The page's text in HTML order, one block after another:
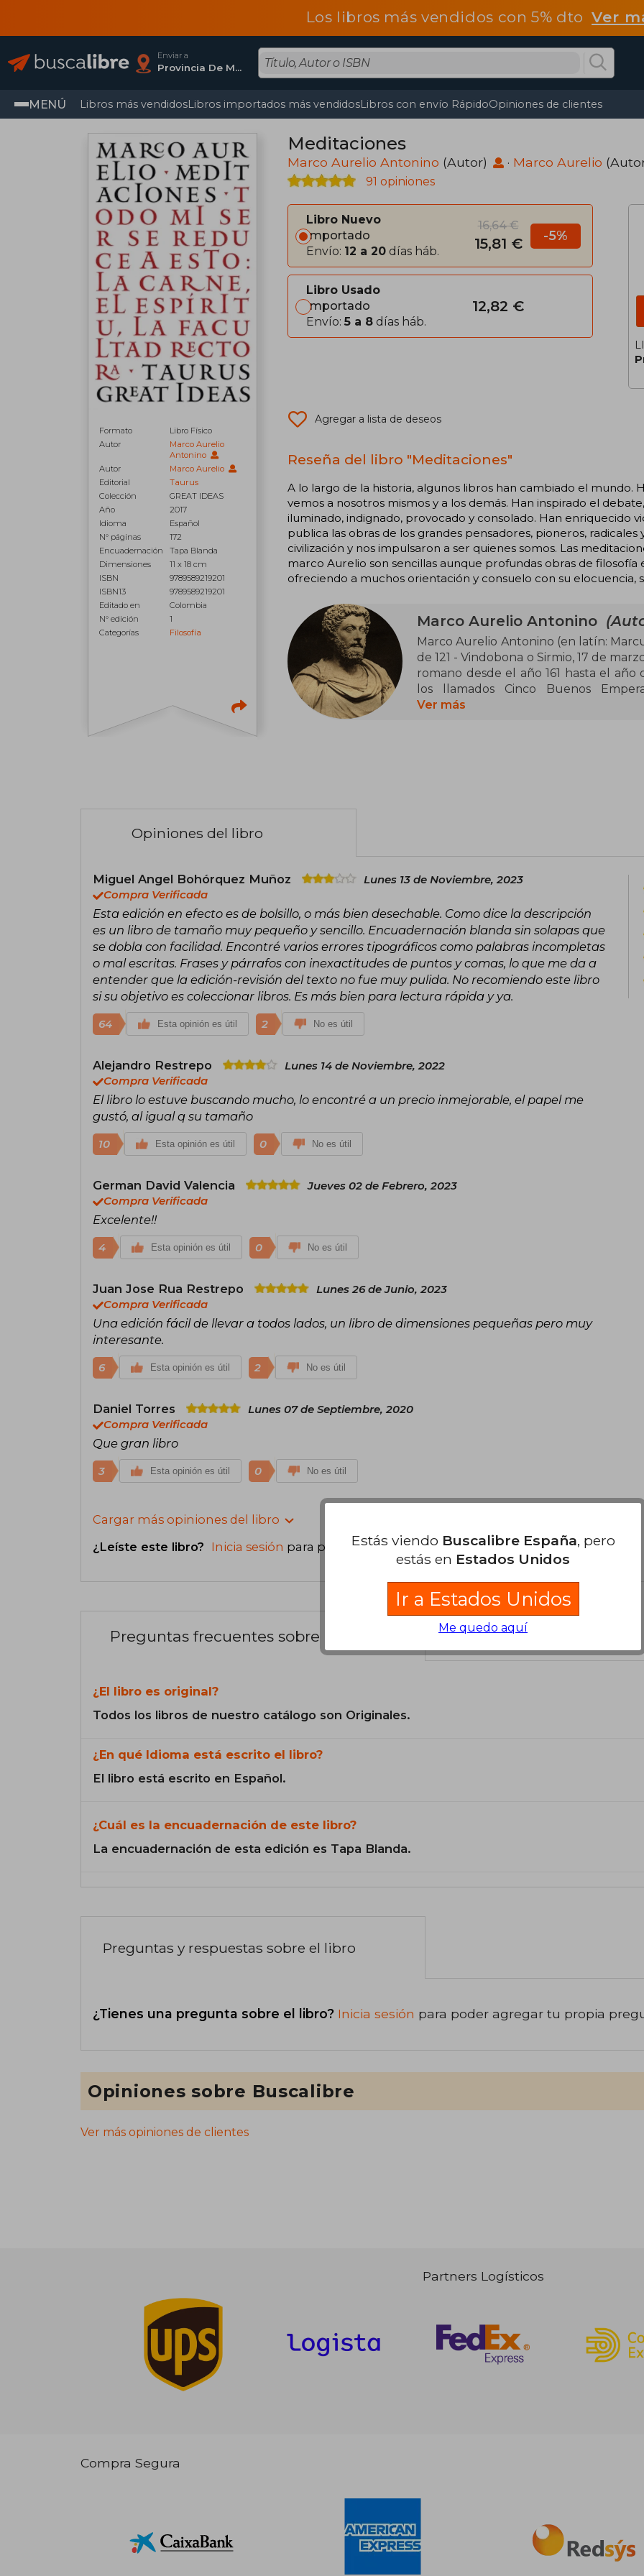
Los libros más vendidos con 5% dtoVer
Enviar a
Provincia De Madrid
MENÚ Libros más vendidosLibros importados más vendidosLibros con envío RápidoOpiniones de clientes
Formato
Libro Físico
Autor
Marco Aurelio
Antonino
Autor
Marco Aurelio
Editorial
Taurus
Colección
GREAT IDEAS
Año
2017
Idioma
Español
N° páginas
172
Encuadernación
Tapa Blanda
Dimensiones
11 x 18 cm
ISBN
9789589219201
ISBN13
9789589219201
Editado en
Colombia
N° edición
1
Categorías
Filosofía
Meditaciones
Marco Aurelio Antonino (Autor) · Marco Aurelio
91 opiniones
Libro Nuevo
Importado
Envío: 12 a 20 días háb.
16,64 €
15,81 € -5%
Libro Usado
Importado
Envío: 5 a 8 días háb.
12,82 €
Agregar a lista de deseos
Reseña del libro "Meditaciones"
A lo largo de la historia, algunos libros han cambiado el mundo.
vemos a nosotros mismos y a los demás. Han inspirado el
iluminado, indignado, provocado y consolado. Han enriquecido
publica las obras de los grandes pensadores, pioneros, radicales
civilización y nos impulsaron a ser quienes somos. Las
marco Aurelio son sencillas aunque profundas obras de filosofía
ofreciendo a muchos orientación y consuelo con su elocuencia,
Marco Aurelio Antonino
Marco Aurelio Antonino (en latín:
de 121 ​- Vindobona o Sirmio, 17 de
romano desde el año 161 hasta el
los llamados Cinco Buenos
procedentes de una familia de
brevemente en solitario tras la muerte
Peste antonina en 169, aunque
quien le sucedería.
La gran obra de Marco Aurelio,
durante las campañas de la década
monumento al gobierno perfecto. Se
de manera exquisita y con infinita
Ver más
Opiniones del libro
Miguel Angel Bohórquez Muñoz
Lunes 13 de Noviembre, 2023
Compra Verificada
Esta edición en efecto es de bolsillo, o más bien desechable. Como dice la descripción
es un libro de tamaño muy pequeño y sencillo. Encuadernación blanda sin solapas que
se dobla con facilidad. Encontré varios errores tipográficos como palabras incompletas
o mal escritas. Frases y párrafos con inexactitudes de puntos y comas, lo que me da a
entender que la edición-revisión del texto no fue muy pulida. No recomiendo este libro
si su objetivo es coleccionar libros. Es más bien para lectura rápida y ya.
64 Esta opinión es útil 2 No es útil
Alejandro Restrepo
Lunes 14 de Noviembre, 2022
Compra Verificada
El libro lo estuve buscando mucho, lo encontré a un precio inmejorable, el papel me
gustó, al igual q su tamaño
10 Esta opinión es útil 0 No es útil
German David Valencia
Jueves 02 de Febrero, 2023
Compra Verificada
Excelente!!
4 Esta opinión es útil 0 No es útil
Juan Jose Rua Restrepo
Lunes 26 de Junio, 2023
Compra Verificada
Una edición fácil de llevar a todos lados, un libro de dimensiones pequeñas pero muy
interesante.
6 Esta opinión es útil 2 No es útil
Daniel Torres
Lunes 07 de Septiembre, 2020
Compra Verificada
Que gran libro
3 Esta opinión es útil 0 No es útil
Cargar más opiniones del libro
¿Leíste este libro? Inicia sesión para poder agregar tu propia evaluación.
Preguntas frecuentes sobre el libro
¿El libro es original?
Todos los libros de nuestro catálogo son Originales.
¿En qué Idioma está escrito el libro?
El libro está escrito en Español.
¿Cuál es la encuadernación de este libro?
La encuadernación de esta edición es Tapa Blanda.
Preguntas y respuestas sobre el libro
¿Tienes una pregunta sobre el libro? Inicia sesión para poder agregar tu propia
Opiniones sobre Buscalibre
Ver más opiniones de clientes
Partners Logísticos
Compra Segura
Estás viendo Buscalibre España, pero
estás en Estados Unidos
Ir a Estados Unidos
Me quedo aquí